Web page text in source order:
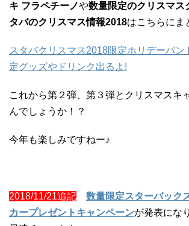
キ フラペチーノや数量限定のクリスマス
タバのクリスマス情報2018はこちらにま
スタバクリスマス2018限定ホリデーバン
定グッズやドリンク出るよ!
これから第２弾、第３弾とクリスマスキ
んでしょうか！？
今年も楽しみですねー♪
2018/11/21追記
数量限定スターバック
カープレゼントキャンペーンが発表にな